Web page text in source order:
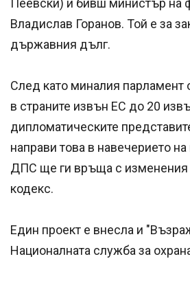
Пеевски) и бивш министър на
Владислав Горанов. Той е за
държавния дълг.
След като миналия парламент
в страните извън ЕС до 20
дипломатическите
направи това в навечерието на
ДПС ще ги връща с изменения
кодекс.
Един проект е внесла и
Националната служба за